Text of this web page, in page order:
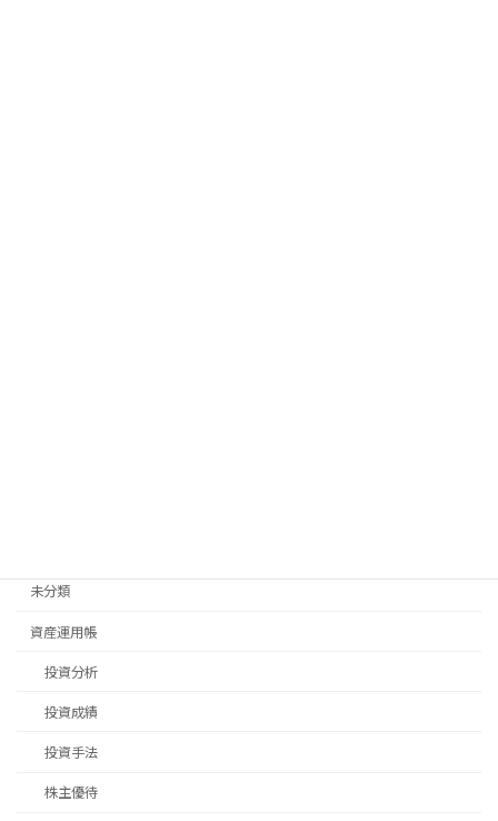
未分類
資産運用帳
投資分析
投資成績
投資手法
株主優待